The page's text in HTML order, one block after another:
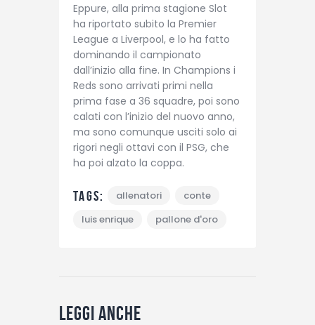
Eppure, alla prima stagione Slot
ha riportato subito la Premier
League a Liverpool, e lo ha fatto
dominando il campionato
dall’inizio alla fine. In Champions i
Reds sono arrivati primi nella
prima fase a 36 squadre, poi sono
calati con l’inizio del nuovo anno,
ma sono comunque usciti solo ai
rigori negli ottavi con il PSG, che
ha poi alzato la coppa.
Tags: allenatori
conte
luis enrique
pallone d'oro
Leggi anche